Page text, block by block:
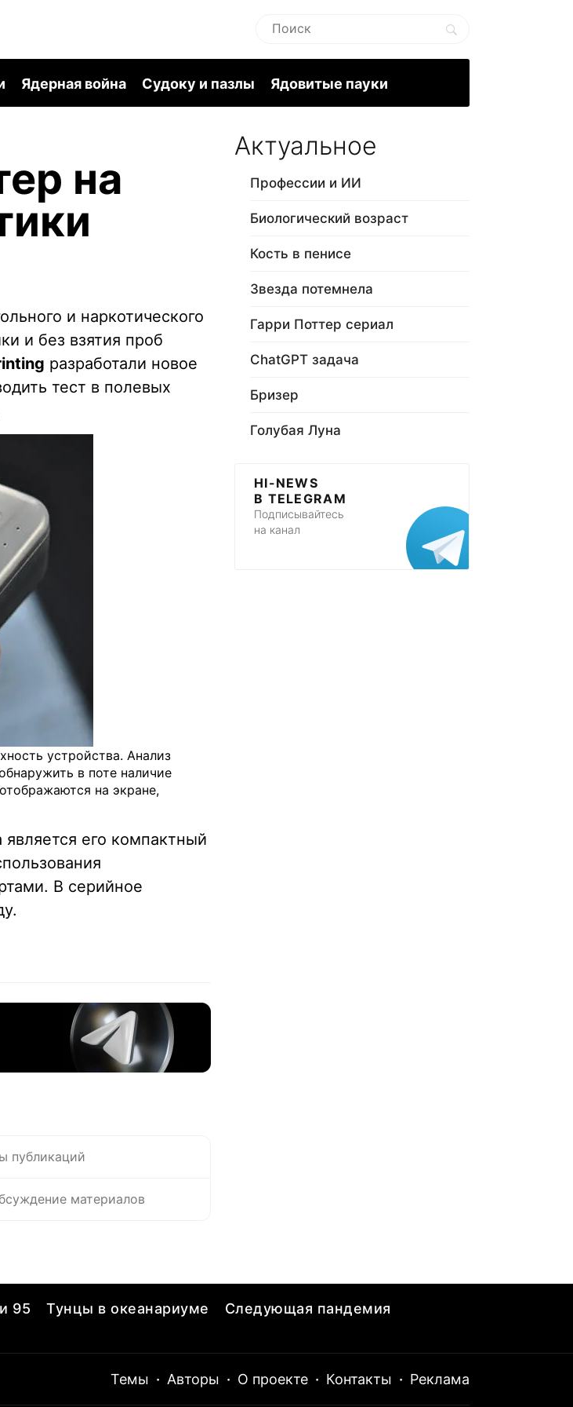
Ядерная война Судоку и пазлы Ядовитые пауки
на
и наркотического
и без взятия проб
разработали новое
тест в полевых
устройства. Анализ
в поте наличие
на экране,
его компактный
В серийное
публикаций
материалов
Актуальное
Профессии и ИИ
Биологический возраст
Кость в пенисе
Звезда потемнела
Гарри Поттер сериал
ChatGPT задача
Бризер
Голубая Луна
HI-NEWS
В TELEGRAM
Подписывайтесь
на канал
95 Тунцы в океанариуме
Следующая пандемия
Темы · Авторы · О проекте · Контакты · Реклама